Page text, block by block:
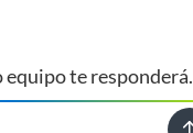
te responderá.